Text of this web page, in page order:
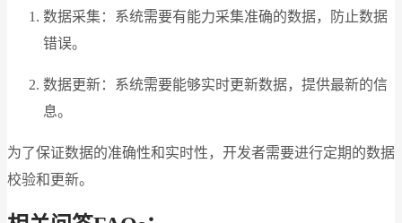
数据采集：系统需要有能力采集准确的数据，防止数据
错误。
数据更新：系统需要能够实时更新数据，提供最新的信
息。
为了保证数据的准确性和实时性，开发者需要进行定期的数据
校验和更新。